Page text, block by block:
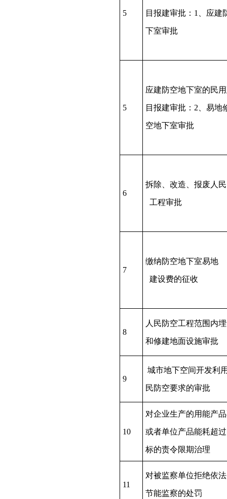
5 目报建审批：1、应建
下室审批
5
应建防空地下室的民
目报建审批：2、易地
空地下室审批
6
拆除、改造、报废人
工程审批
7
缴纳防空地下室易地
建设费的征收
8
人民防空工程范围内
和修建地面设施审批
9
城市地下空间开发利
民防空要求的审批
10
对企业生产的用能产
或者单位产品能耗超
标的责令限期治理
11
对被监察单位拒绝依
节能监察的处罚